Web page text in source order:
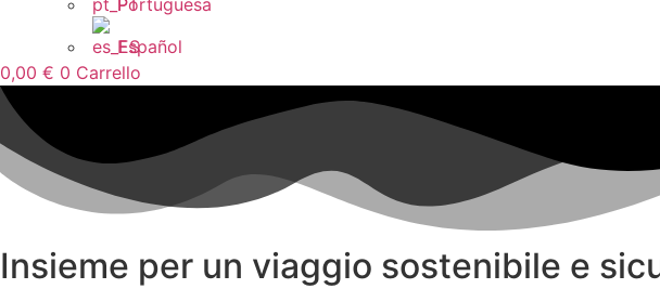
Portuguesa
Español
0,00 € 0 Carrello
Insieme per un viaggio sostenibile e